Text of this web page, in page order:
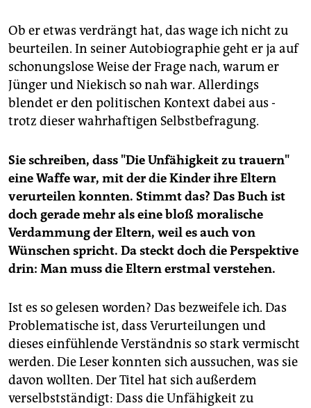
Ob er etwas verdrängt hat, das wage ich nicht zu
beurteilen. In seiner Autobiographie geht er ja auf
schonungslose Weise der Frage nach, warum er
Jünger und Niekisch so nah war. Allerdings
blendet er den politischen Kontext dabei aus -
trotz dieser wahrhaftigen Selbstbefragung.
Sie schreiben, dass "Die Unfähigkeit zu trauern"
eine Waffe war, mit der die Kinder ihre Eltern
verurteilen konnten. Stimmt das? Das Buch ist
doch gerade mehr als eine bloß moralische
Verdammung der Eltern, weil es auch von
Wünschen spricht. Da steckt doch die Perspektive
drin: Man muss die Eltern erstmal verstehen.
Ist es so gelesen worden? Das bezweifele ich. Das
Problematische ist, dass Verurteilungen und
dieses einfühlende Verständnis so stark vermischt
werden. Die Leser konnten sich aussuchen, was sie
davon wollten. Der Titel hat sich außerdem
verselbstständigt: Dass die Unfähigkeit zu